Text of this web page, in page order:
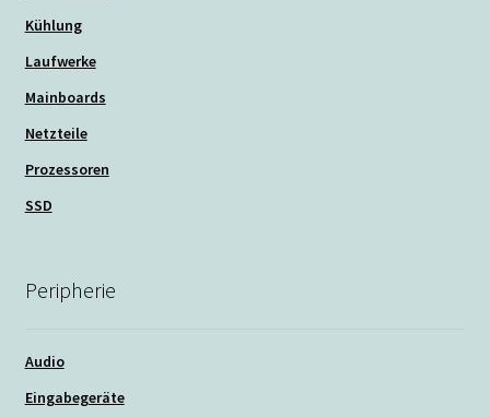
Kühlung
Laufwerke
Mainboards
Netzteile
Prozessoren
SSD
Peripherie
Audio
Eingabegeräte